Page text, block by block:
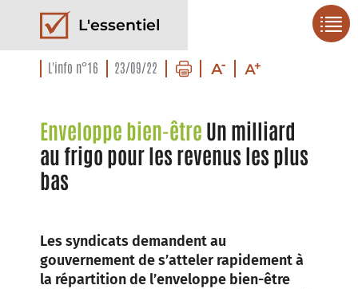
L'essentiel
L'info n°16 23/09/22
Enveloppe bien-être Un milliard
au frigo pour les revenus les plus
bas
Les syndicats demandent au
gouvernement de s’atteler rapidement à
la répartition de l’enveloppe bien-être